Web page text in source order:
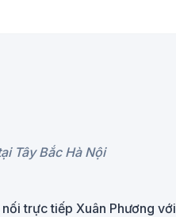
Tây Bắc Hà Nội
trực tiếp Xuân Phương với